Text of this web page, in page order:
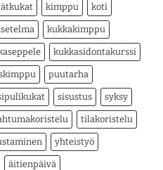
kimppu koti
kukkakimppu
kukkasidontakurssi
puutarha
sisustus syksy
tilakoristelu
yhteistyö
äitienpäivä